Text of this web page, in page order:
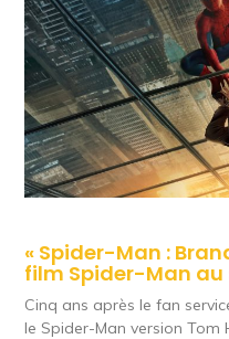
« Spider-Man :
film Spider-Man au
Cinq ans après le fan
le Spider-Man version